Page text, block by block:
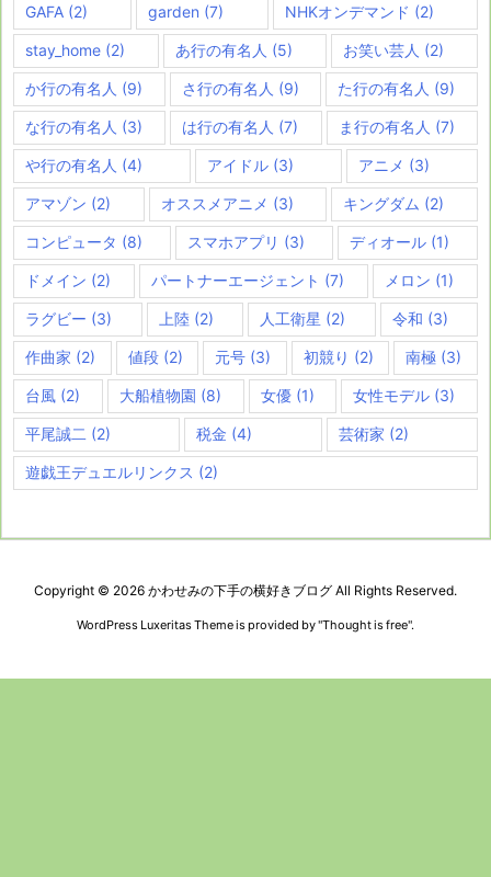
GAFA (2) garden (7) NHKオンデマンド (2)
stay_home (2) あ行の有名人 (5) お笑い芸人 (2)
か行の有名人 (9) さ行の有名人 (9) た行の有名人 (9)
な行の有名人 (3) は行の有名人 (7) ま行の有名人 (7)
や行の有名人 (4) アイドル (3) アニメ (3)
アマゾン (2) オススメアニメ (3) キングダム (2)
コンピュータ (8) スマホアプリ (3) ディオール (1)
ドメイン (2) パートナーエージェント (7) メロン (1)
ラグビー (3) 上陸(2) 人工衛星 (2) 令和 (3)
作曲家 (2) 値段(2) 元号 (3) 初競り (2) 南極 (3)
台風 (2) 大船植物園 (8) 女優(1) 女性モデル (3)
平尾誠二 (2) 税金 (4) 芸術家 (2)
遊戯王デュエルリンクス (2)
Copyright © 2026 かわせみの下手の横好きブログ All Rights Reserved.
WordPress Luxeritas Theme is provided by "Thought is free".